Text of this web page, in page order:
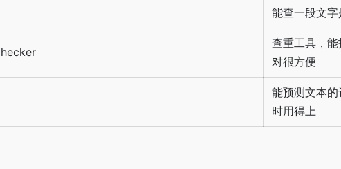
能查一段文
查重工具，
对很方便
能预测文本
时用得上